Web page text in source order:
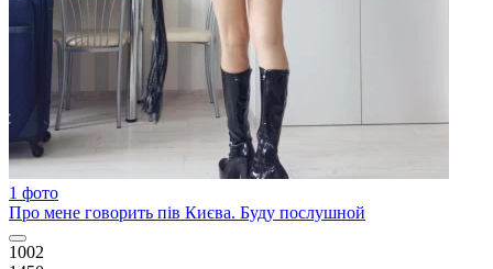
1 фото
Про мене говорить пів Києва. Буду послушной
1002